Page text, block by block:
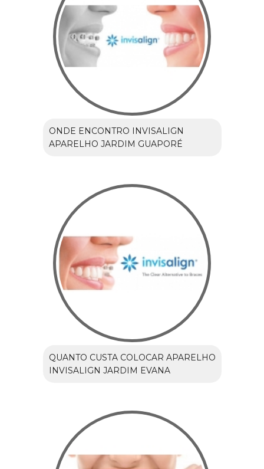
ONDE ENCONTRO INVISALIGN
APARELHO JARDIM GUAPORÉ
QUANTO CUSTA COLOCAR APARELHO
INVISALIGN JARDIM EVANA